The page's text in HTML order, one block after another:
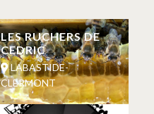
LES RUCHERS DE
CEDRIC
LABASTIDE-
CLERMONT